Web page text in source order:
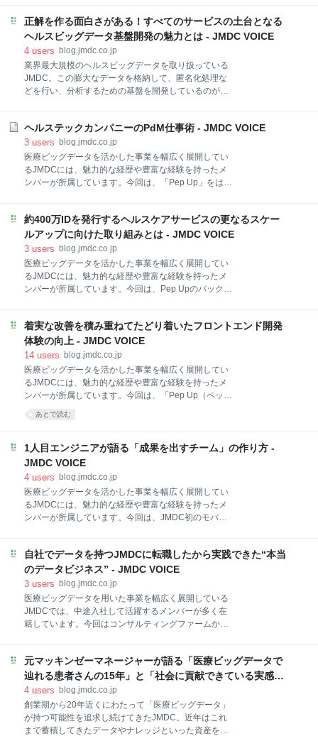
いました。 ＜プロフィール＞ 小沢 晴久（おざわ はる
ひさ）株式会社JMDC 製薬本部マーケティングソリュ
ーション部 部長 外資系ヘルスケアカンパニーにてマー
とする広告代理店の株式会社マッキャンヘルスケアワ
ールドワイドジャパンに入社。2018年同社のゼネラル
マネージャーに就任され、社内最大のエージェンシー
リューション部を創設。 感情とファクトでマーケティ
ングが実現できるJMDCへ — 小沢さんのこれまでの
正解を作る面白さがある！すべてのサービスの土台となる
ヘルスビッグデータ基盤開発の魅力とは - JMDC VOICE
4 users blog.jmdc.co.jp
業界最大規模のヘルスビッグデータを取り扱っている
JMDC。この膨大なデータを格納して、匿名化処理な
どを行い、分析するための基盤を開発しているのがデ
タを取り扱う大切な基盤を開発する上で、エンジニア
のみなさんはどのようなことを心がけているのでしょ
うか。上席執行役員兼CDPOの足立さんとデータウェ
アハウス開発部 部長の山下さんにお話しを伺いまし
た。 ■インタビュイー紹介 足立昌聰（あだち まさと
大学工学部システム創成学科、同大学院修了（法務博
士）。2011年より米国系法律事務所入所。特許庁、
LINEを経て、2021年にJMDCへ参加。情報処理安全確
保支援士会理事、情報
ヘルステックカンパニーのPdM仕事術 - JMDC VOICE
3 users blog.jmdc.co.jp
医療ビッグデータを活かした事業を幅広く展開してい
るJMDCには、魅力的な経歴や豊富な経験を持ったメ
ンバーが所属しています。今回は、「Pep Up」をはじ
マネージャー（以下PdM）として活躍する井上さんに
お話を伺いました。JMDCならではのプロダクトづく
りのやりがいや魅力とは。 ＜プロフィール＞ 井上 直
（いのうえ なお）ユーザープラットフォーム開発部
PdM ※2023年1月取材時 ヤフー、大日本印刷を経て
2019年、最大手ヘルステック企業入社。開業サービス
ュベーション室に配属。グループ会社flixyが運営する
「イシヤク」と「メルプWEB問診」「メルプ」のPdM
を務めた後、現在はユーザー
約400万IDを発行するヘルスケアサービスの更なるスケー
ルアップに向けた取り組みとは - JMDC VOICE
3 users blog.jmdc.co.jp
医療ビッグデータを活かした事業を幅広く展開してい
るJMDCには、魅力的な経歴や豊富な経験を持ったメ
ンバーが所属しています。今回は、Pep Upのバックエ
事業スケールをエンジニアリングの側から支えてきた
野田さんに、JMDCで開発に携わる魅力を聞きまし
た。 ＜プロフィール＞ 野田 実（のだ みのる）プロダ
クト開発部 ユーザープラットフォームグループ バック
エンドチーム テックリード 新卒でSEとしてのキャリ
アをスタートし、その後スタートアップの一人目エン
7月にJMDCに入社。PHRサービス「Pep Up」の開発
ックリードとして従事。 Pep Upのバックエンドが注
力する3つのポイント ――ご経歴を含め
着実な改善を積み重ねてたどり着いたフロントエンド開発
体験の向上 - JMDC VOICE
14 users blog.jmdc.co.jp
医療ビッグデータを活かした事業を幅広く展開してい
るJMDCには、魅力的な経歴や豊富な経験を持ったメ
ンバーが所属しています。今回は、「Pep Up（ペップ
アップ）」のフロントエンドチームでテックリードを
務める八杉さんにインタビューを実施しました。
をはじめ、技術やチーム、開発体験などにあるようで
す。 ＜プロフィール＞ 八杉 耕平（やすぎ こうへい）
プロダクト開発部 ユーザープラットフォームグルー
後、地方のISP企業を経て、2017年12月にヘルスデー
タ・プラットフォーム株式会社（当時JMDCの子会
社）に入社。入社当初からPep Upのフロントエンドエ
のテックリードを務める。 PHRサービス「Pep Up」
のフロント開発とは ――八杉さんのJMDC以
あとで読む
1人目エンジニアが語る「成果を出すチーム」の作り方 -
JMDC VOICE
4 users blog.jmdc.co.jp
医療ビッグデータを活かした事業を幅広く展開してい
るJMDCには、魅力的な経歴や豊富な経験を持ったメ
ンバーが所属しています。今回は、JMDC初のモバイ
ロフィール＞ 山本 慎之佑（やまもと しんのすけ）プ
ロダクト開発部 ユーザープラットフォームグループ
2016年に釧路工業高等専門学校を卒業後、株式会社オ
トバンクに入社。Androidアプリエンジニアとして、
CS対応や保守のほか、React Nativeによる新規アプリ
の実装を担う。その後、株式会社ノハナにてAndroid
リ開発に携わる。 効率的なReact Nativeによる開発
で、人々の健康を支える ──山本さんのお仕事につい
て教えてく
自社でデータを持つJMDCに転職したから実践できた“本当
のデータビジネス” - JMDC VOICE
3 users blog.jmdc.co.jp
医療ビッグデータを用いた事業を幅広く展開している
JMDCでは、中途入社して活躍するメンバーが多く在
籍しています。今回はコンサルティングファームから
に転職した理由や豊富なデータアセットを活かして取
り組んでいるプロジェクトについてうかがいました。
＜プロフィール＞ 中村 美沙（なかむら みさ）製薬本
部コンサルティング部 新卒でコンサルティングファー
ムに入社。「データビジネスを極めたい」との思いで
2021年12月、JMDCに転職。製薬会社向けのコンサル
元マッキンゼーマネージャーが語る「医療ビッグデータで
辿れる患者さんの15年」と「社会に貢献できている実感」
とは - JMDC VOICE
4 users blog.jmdc.co.jp
創業期から20年近くにわたって「医療ビッグデータ」
が持つ可能性を追求し続けてきたJMDC。近年はこれ
まで蓄積してきたデータやナレッジといった資産を活